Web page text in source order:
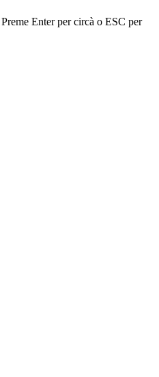
Preme Enter per circà o ESC per